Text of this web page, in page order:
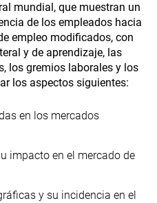
mundial, que muestran un
de los empleados hacia
empleo modificados, con
y de aprendizaje, las
los gremios laborales y los
los aspectos siguientes:
en los mercados
impacto en el mercado de
y su incidencia en el